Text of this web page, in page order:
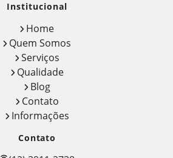
Institucional
Home
Quem Somos
Serviços
Qualidade
Blog
Contato
Informações
Contato